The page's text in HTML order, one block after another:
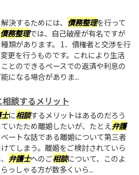
決するためには、 債務整理を行って
債務整理では、自己破産が有名ですが
類があります。 1．債権者と交渉を行
更を行うものです。これにより生活
とのできるペースでの返済や利息の
になる場合がありま...
談するメリット
に相談するメリットはあるのだろう
いたため離婚したいが、たとえ弁護
ートな話である離婚について第三者
てしまう。離婚をご検討されていら
弁護士へのご相談について、このよ
っしゃる方が数多くいら...